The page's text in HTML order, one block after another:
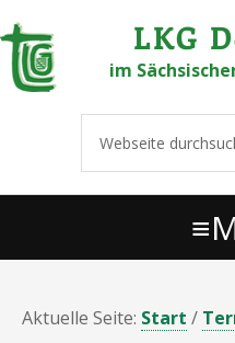
Links
überspringen
Zur Hauptnavigation
Zum Inhalt springen
Zur Hauptsidebar springen
Zu den Fußzeilenwidgets
LKG
im
durchsuchen
Aktuelle Seite: Start /